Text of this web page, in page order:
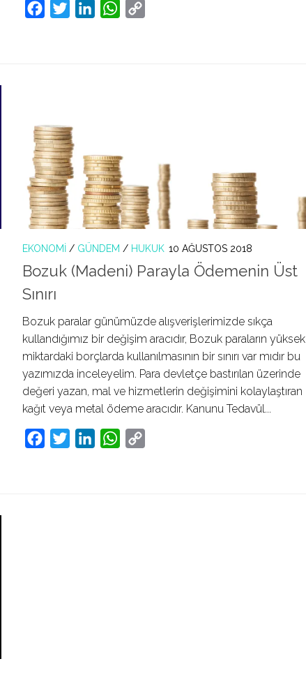
Facebook
Twitter LinkedInWhatsApp
EKONOMI / GÜNDEM / HUKUK 10 AĞUSTOS 2018
Bozuk (Madeni) Parayla Ödemenin Üst
Sınırı
Bozuk paralar günümüzde alışverişlerimizde sıkça
kullandığımız bir değişim aracıdır, Bozuk paraların yüksek
miktardaki borçlarda kullanılmasının bir sınırı var mıdır bu
yazımızda inceleyelim. Para devletçe bastırılan üzerinde
değeri yazan, mal ve hizmetlerin değişimini kolaylaştıran
kağıt veya metal ödeme aracıdır. Kanunu Tedavül...
Facebook
Twitter LinkedInWhatsApp